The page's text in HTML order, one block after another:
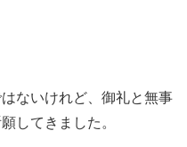
ないけれど、御礼と無事
してきました。